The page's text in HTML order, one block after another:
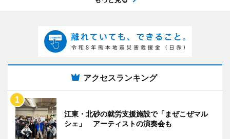
アクセスランキング
江東・北砂の就労支援施設で「まぜこぜマル
シェ」 アーティストの演奏会も